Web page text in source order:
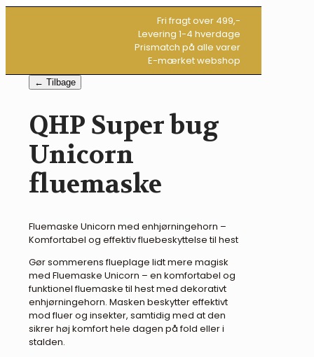
Fri fragt over 499,-
Levering 1-4 hverdage
Prismatch på alle varer
E-mærket webshop
← Tilbage
QHP Super bug
Unicorn
fluemaske
Fluemaske Unicorn med enhjørningehorn –
Komfortabel og effektiv fluebeskyttelse til hest
Gør sommerens flueplage lidt mere magisk
med Fluemaske Unicorn – en komfortabel og
funktionel flue­maske til hest med dekorativt
enhjørningehorn. Masken beskytter effektivt
mod fluer og insekter, samtidig med at den
sikrer høj komfort hele dagen på fold eller i
stalden.